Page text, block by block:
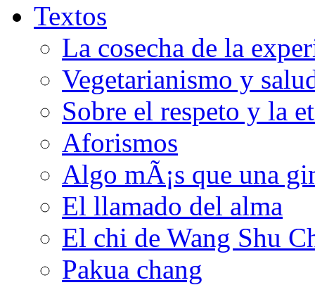
Textos
La cosecha de la
Vegetarianismo y
Sobre el respeto y la
Aforismos
Algo mÃ¡s que una
El llamado del alma
El chi de Wang Shu
Pakua chang